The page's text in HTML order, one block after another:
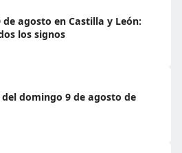
agosto en Castilla y León:
los signos
domingo 9 de agosto de